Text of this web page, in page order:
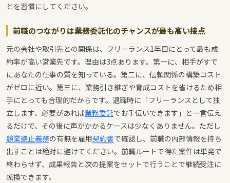
とを習慣にしてください。
前職のつながりは業務委託化のチャンスが最も高い接点
元の会社や取引先との関係は、フリーランス1年目にとって最も成
約率が高い営業先です。理由は3点あります。第一に、相手がすで
にあなたの仕事の質を知っている。第二に、信頼関係の構築コスト
がゼロに近い。第三に、業務引き継ぎや育成コストを省けるため相
手にとっても合理的だからです。退職時に「フリーランスとして独
立します、必要があれば業務委託でお手伝いできます」と一言伝え
るだけで、その後に声がかかるケースは少なくありません。ただし
競業避止義務の有無を雇用契約書で確認し、前職の内部情報を持ち
出すことは絶対に避けてください。前職ルートで得た案件は単発で
終わらせず、成果報告と次の提案をセットで行うことで継続受注に
転換できます。